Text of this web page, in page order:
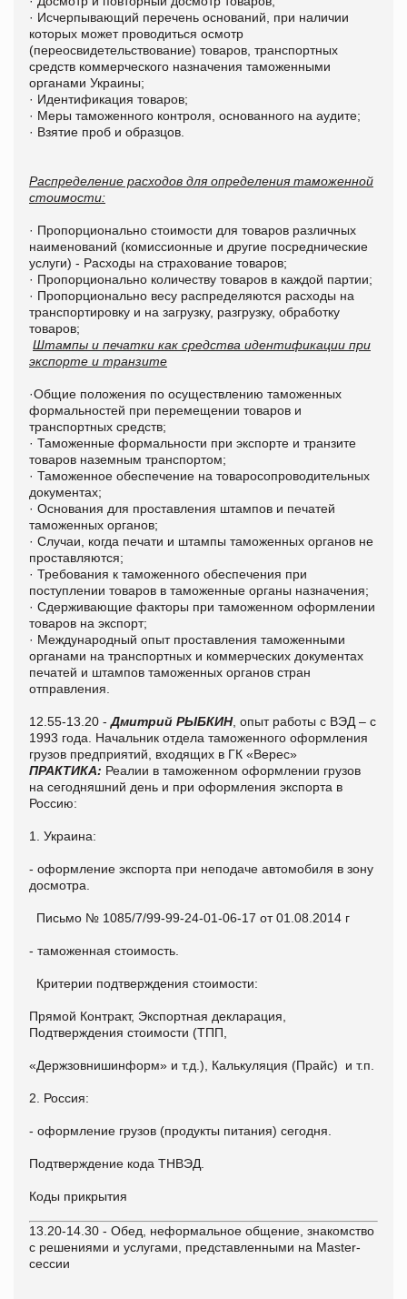
· Исчерпывающий перечень оснований, при наличии
которых может проводиться осмотр
(переосвидетельствование) товаров, транспортных
средств коммерческого назначения таможенными
органами Украины;
· Идентификация товаров;
· Меры таможенного контроля, основанного на аудите;
· Взятие проб и образцов.
Распределение расходов для определения таможенной
стоимости:
· Пропорционально стоимости для товаров различных
наименований (комиссионные и другие посреднические
услуги) - Расходы на страхование товаров;
· Пропорционально количеству товаров в каждой партии;
· Пропорционально весу распределяются расходы на
транспортировку и на загрузку, разгрузку, обработку
товаров;
Штампы и печатки как средства идентификации при
экспорте и транзите
·Общие положения по осуществлению таможенных
формальностей при перемещении товаров и
транспортных средств;
· Таможенные формальности при экспорте и транзите
товаров наземным транспортом;
· Таможенное обеспечение на товаросопроводительных
документах;
· Основания для проставления штампов и печатей
таможенных органов;
· Случаи, когда печати и штампы таможенных органов не
проставляются;
· Требования к таможенного обеспечения при
поступлении товаров в таможенные органы назначения;
· Сдерживающие факторы при таможенном оформлении
товаров на экспорт;
· Международный опыт проставления таможенными
органами на транспортных и коммерческих документах
печатей и штампов таможенных органов стран
отправления.
12.55-13.20 -Дмитрий РЫБКИН, опыт работы с ВЭД – с
1993 года. Начальник отдела таможенного оформления
грузов предприятий, входящих в ГК «Верес»
ПРАКТИКА: Реалии в таможенном оформлении грузов
на сегодняшний день и при оформления экспорта в
Россию:
1. Украина:
- оформление экспорта при неподаче автомобиля в зону
досмотра.
Письмо № 1085/7/99-99-24-01-06-17 от 01.08.2014 г
- таможенная стоимость.
Критерии подтверждения стоимости:
Прямой Контракт, Экспортная декларация,
Подтверждения стоимости (ТПП,
«Держзовнишинформ» и т.д.), Калькуляция (Прайс) и т.п.
2. Россия:
- оформление грузов (продукты питания) сегодня.
Подтверждение кода ТНВЭД.
Коды прикрытия
13.20-14.30 - Обед, неформальное общение, знакомство
с решениями и услугами, представленными на Master-
сессии